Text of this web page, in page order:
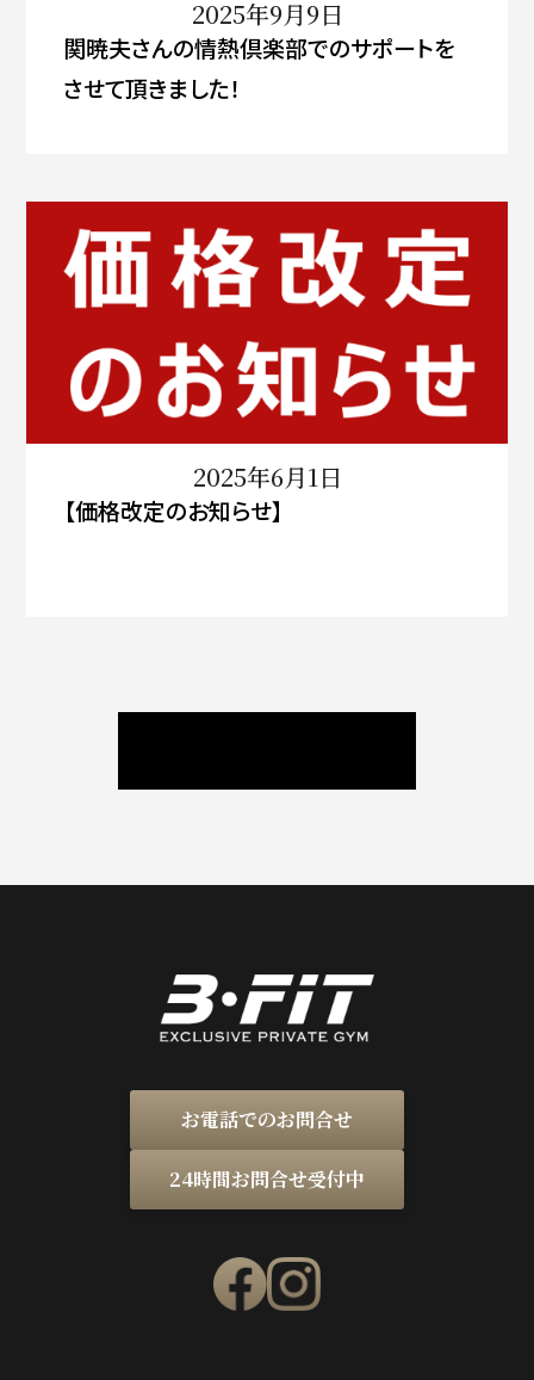
2025年9月9日
関暁夫さんの情熱倶楽部でのサポートを
させて頂きました！
2025年6月1日
【価格改定のお知らせ】
お電話でのお問合せ
24時間お問合せ受付中